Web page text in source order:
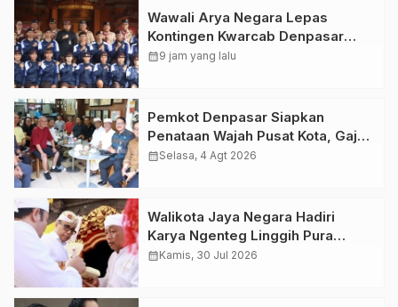
Wawali Arya Negara Lepas
Kontingen Kwarcab Denpasar
Menuju Jambore Nasional XII
calendar_month9 jam yang lalu
Pemkot Denpasar Siapkan
Penataan Wajah Pusat Kota, Gajah
Mada Jadi Salah Satu Kawasan
calendar_monthSelasa, 4 Agt 2026
Walikota Jaya Negara Hadiri
Karya Ngenteg Linggih Pura
Gunung Sari Desa Adat Peraupan
calendar_monthKamis, 30 Jul 2026